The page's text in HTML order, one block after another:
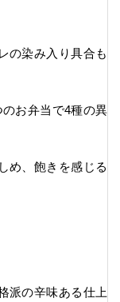
の染み入り具合も
お弁当で4種の異
め、飽きを感じる
派の辛味ある仕上